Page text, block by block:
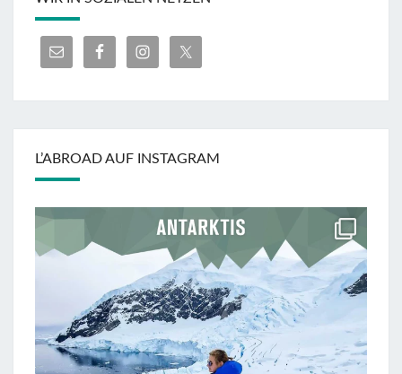
L’ABROAD AUF INSTAGRAM